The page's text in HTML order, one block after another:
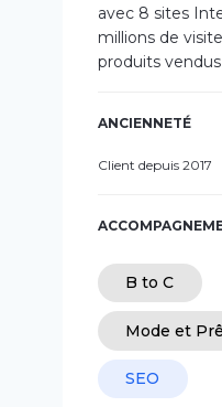
avec 8 sites
millions de
produits vendus
ANCIENNETÉ
Client depuis 2017
B to C
Mode et
SEO